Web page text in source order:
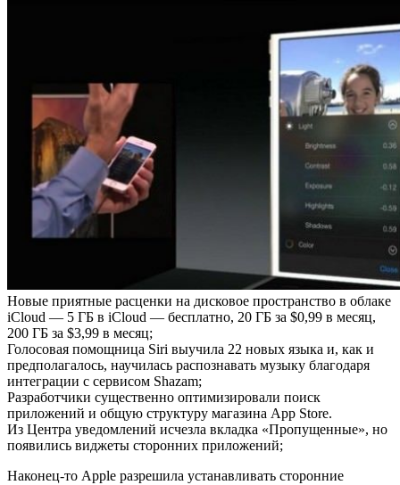
Новые приятные расценки на дисковое пространство в облаке
iCloud — 5 ГБ в iCloud — бесплатно, 20 ГБ за $0,99 в месяц,
200 ГБ за $3,99 в месяц;
Голосовая помощница Siri выучила 22 новых языка и, как и
предполагалось, научилась распознавать музыку благодаря
интеграции с сервисом Shazam;
Разработчики существенно оптимизировали поиск
приложений и общую структуру магазина App Store.
Из Центра уведомлений исчезла вкладка «Пропущенные», но
появились виджеты сторонних приложений;
Наконец-то Apple разрешила устанавливать сторонние